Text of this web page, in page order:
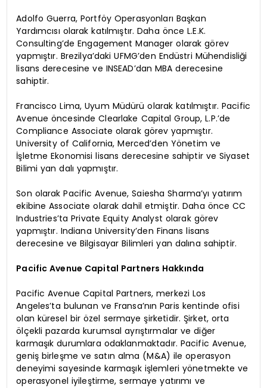
Adolfo Guerra, Portföy Operasyonları Başkan
Yardımcısı olarak katılmıştır. Daha önce L.E.K.
Consulting’de Engagement Manager olarak görev
yapmıştır. Brezilya’daki UFMG’den Endüstri Mühendisliği
lisans derecesine ve INSEAD’dan MBA derecesine
sahiptir.
Francisco Lima, Uyum Müdürü olarak katılmıştır. Pacific
Avenue öncesinde Clearlake Capital Group, L.P.’de
Compliance Associate olarak görev yapmıştır.
University of California, Merced’den Yönetim ve
İşletme Ekonomisi lisans derecesine sahiptir ve Siyaset
Bilimi yan dalı yapmıştır.
Son olarak Pacific Avenue, Saiesha Sharma’yı yatırım
ekibine Associate olarak dahil etmiştir. Daha önce CC
Industries’ta Private Equity Analyst olarak görev
yapmıştır. Indiana University’den Finans lisans
derecesine ve Bilgisayar Bilimleri yan dalına sahiptir.
Pacific Avenue Capital Partners Hakkında
Pacific Avenue Capital Partners, merkezi Los
Angeles’ta bulunan ve Fransa’nın Paris kentinde ofisi
olan küresel bir özel sermaye şirketidir. Şirket, orta
ölçekli pazarda kurumsal ayrıştırmalar ve diğer
karmaşık durumlara odaklanmaktadır. Pacific Avenue,
geniş birleşme ve satın alma (M&A) ile operasyon
deneyimi sayesinde karmaşık işlemleri yönetmekte ve
operasyonel iyileştirme, sermaye yatırımı ve